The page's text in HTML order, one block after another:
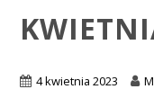
4 kwietnia 2023